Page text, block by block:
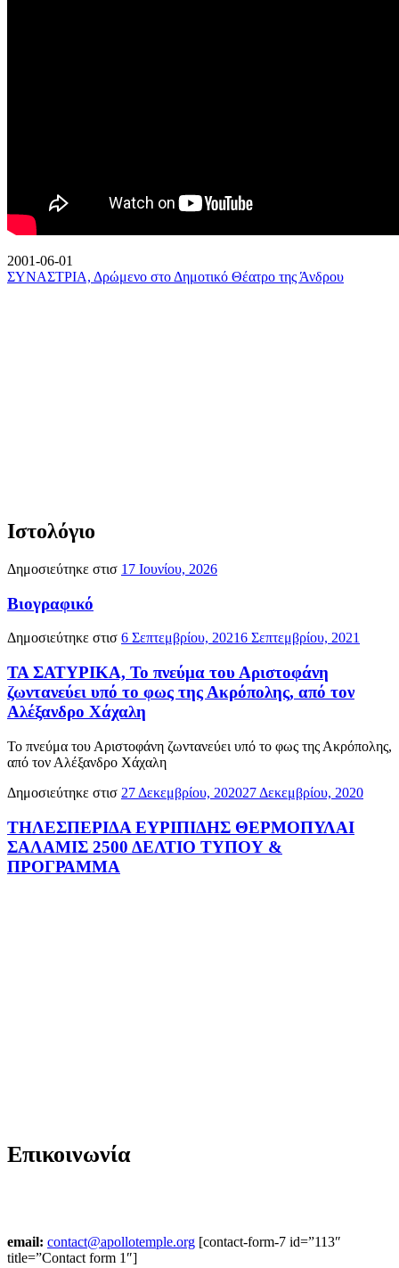
2001-06-01
ΣΥΝΑΣΤΡΙΑ, Δρώμενο στο Δημοτικό Θέατρο της Άνδρου
Ιστολόγιο
Δημοσιεύτηκε στισ 17 Ιουνίου, 2026
Βιογραφικό
Δημοσιεύτηκε στισ 6 Σεπτεμβρίου, 20216 Σεπτεμβρίου, 2021
ΤΑ ΣΑΤΥΡΙΚΑ, Το πνεύμα του Αριστοφάνη
ζωντανεύει υπό το φως της Ακρόπολης, από τον
Αλέξανδρο Χάχαλη
Το πνεύμα του Αριστοφάνη ζωντανεύει υπό το φως της Ακρόπολης,
από τον Αλέξανδρο Χάχαλη
Δημοσιεύτηκε στισ 27 Δεκεμβρίου, 202027 Δεκεμβρίου, 2020
ΤΗΛΕΣΠΕΡΙΔΑ ΕΥΡΙΠΙΔΗΣ ΘΕΡΜΟΠΥΛΑΙ
ΣΑΛΑΜΙΣ 2500 ΔΕΛΤΙΟ ΤΥΠΟΥ &
ΠΡΟΓΡΑΜΜΑ
Επικοινωνία
email: contact@apollotemple.org [contact-form-7 id=”113″
title=”Contact form 1″]